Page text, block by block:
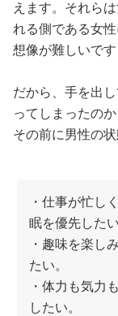
えます。それら
れる側である女
想像が難しいです
だから、手を出
ってしまったの
その前に男性の
・仕事が忙し
眠を優先したい
・趣味を楽し
たい。
・体力も気力
したい。